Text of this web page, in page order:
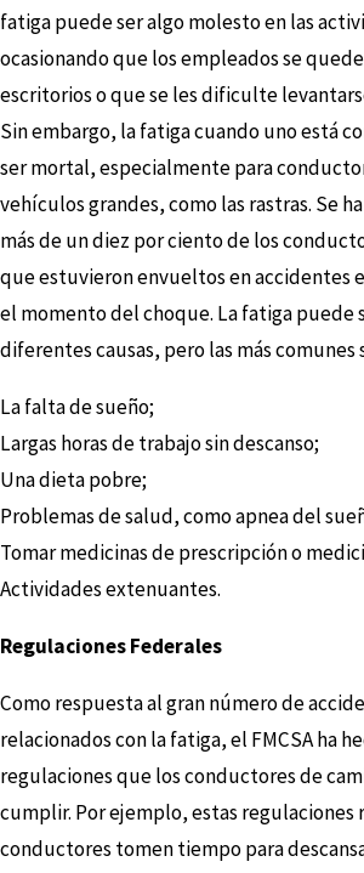
fatiga puede ser algo molesto en las
ocasionando que los empleados se
escritorios o que se les dificulte
Sin embargo, la fatiga cuando uno está
ser mortal, especialmente para
vehículos grandes, como las rastras. Se
más de un diez por ciento de los
que estuvieron envueltos en accidentes
el momento del choque. La fatiga puede
diferentes causas, pero las más comunes
La falta de sueño;
Largas horas de trabajo sin descanso;
Una dieta pobre;
Problemas de salud, como apnea del
Tomar medicinas de prescripción o
Actividades extenuantes.
Regulaciones Federales
Como respuesta al gran número de
relacionados con la fatiga, el FMCSA ha
regulaciones que los conductores de
cumplir. Por ejemplo, estas regulaciones
conductores tomen tiempo para